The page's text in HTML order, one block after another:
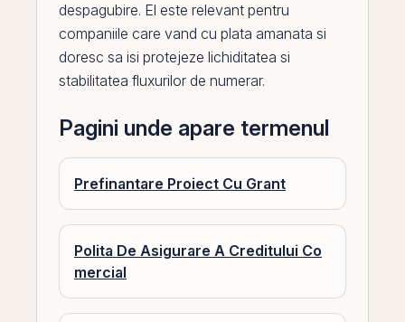
despagubire. El este relevant pentru
companiile care vand cu plata amanata si
doresc sa isi protejeze lichiditatea si
stabilitatea fluxurilor de numerar.
Pagini unde apare termenul
Prefinantare Proiect Cu Grant
Polita De Asigurare A Creditului Co
mercial